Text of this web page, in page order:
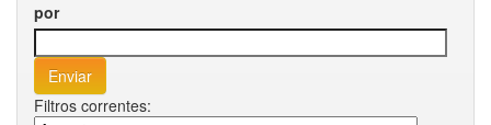
por
Filtros correntes: